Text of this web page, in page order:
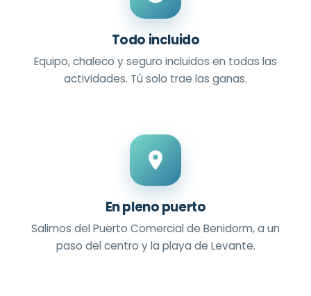
Todo incluido
Equipo, chaleco y seguro incluidos en todas las
actividades. Tú solo trae las ganas.
En pleno puerto
Salimos del Puerto Comercial de Benidorm, a un
paso del centro y la playa de Levante.